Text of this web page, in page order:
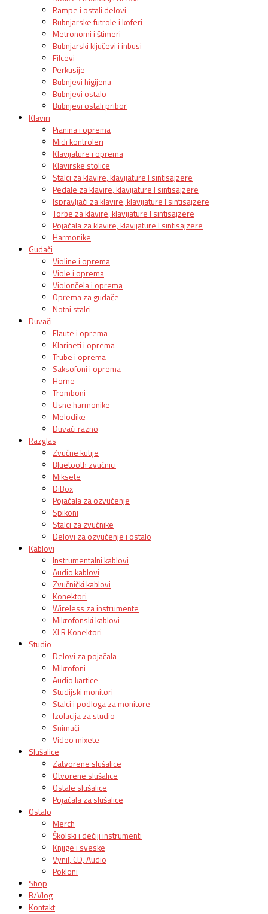
Rampe i ostali delovi
Bubnjarske futrole i koferi
Metronomi i štimeri
Bubnjarski ključevi i inbusi
Filcevi
Perkusije
Bubnjevi higijena
Bubnjevi ostalo
Bubnjevi ostali pribor
Klaviri
Pianina i oprema
Midi kontroleri
Klavijature i oprema
Klavirske stolice
Stalci za klavire, klavijature I sintisajzere
Pedale za klavire, klavijature I sintisajzere
Ispravljači za klavire, klavijature I sintisajzere
Torbe za klavire, klavijature I sintisajzere
Pojačala za klavire, klavijature I sintisajzere
Harmonike
Gudači
Violine i oprema
Viole i oprema
Violončela i oprema
Oprema za gudače
Notni stalci
Duvači
Flaute i oprema
Klarineti i oprema
Trube i oprema
Saksofoni i oprema
Horne
Tromboni
Usne harmonike
Melodike
Duvači razno
Razglas
Zvučne kutije
Bluetooth zvučnici
Miksete
DiBox
Pojačala za ozvučenje
Spikoni
Stalci za zvučnike
Delovi za ozvučenje i ostalo
Kablovi
Instrumentalni kablovi
Audio kablovi
Zvučnički kablovi
Konektori
Wireless za instrumente
Mikrofonski kablovi
XLR Konektori
Studio
Delovi za pojačala
Mikrofoni
Audio kartice
Studijski monitori
Stalci i podloga za monitore
Izolacija za studio
Snimači
Video mixete
Slušalice
Zatvorene slušalice
Otvorene slušalice
Ostale slušalice
Pojačala za slušalice
Ostalo
Merch
Školski i dečiji instrumenti
Knjige i sveske
Vynil, CD, Audio
Pokloni
Shop
B/Vlog
Kontakt